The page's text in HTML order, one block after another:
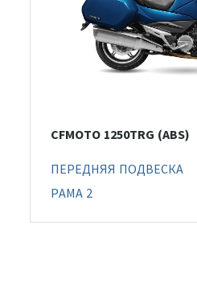
CFMOTO 1250TRG (ABS)
ПЕРЕДНЯЯ ПОДВЕСКА
РАМА 2